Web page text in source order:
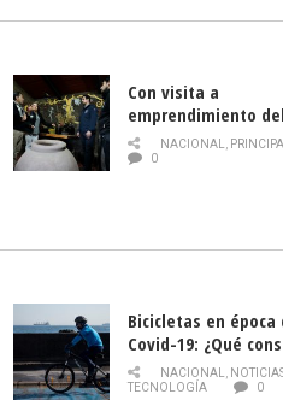
Con visita a
emprendimiento
y llamado al
historia campesina
NACIONAL,
0
Bicicletas en época
Covid-19: ¿Qué
momento de
NACIONAL,
TECNOLOGÍA
0